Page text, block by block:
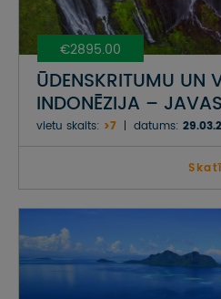
€2895.00
ŪDENSKRITUMU UN
INDONĒZIJA –
PENIDAS SALAS
vietu skaits: >7 datums: